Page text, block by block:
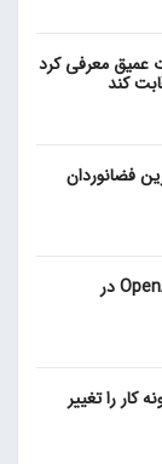
عمیق معرفی کرد
کند
فضانوردان
گزارش‌ها از ناکامی GPT-5 شرکت OpenAI در
را تغییر